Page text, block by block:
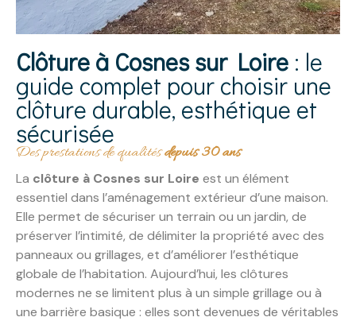
Clôture à Cosnes sur Loire : le
guide complet pour choisir une
clôture durable, esthétique et
sécurisée
Des prestations de qualitésdepuis 30 ans
La clôture à Cosnes sur Loire est un élément
essentiel dans l’aménagement extérieur d’une maison.
Elle permet de sécuriser un terrain ou un jardin, de
préserver l’intimité, de délimiter la propriété avec des
panneaux ou grillages, et d’améliorer l’esthétique
globale de l’habitation. Aujourd’hui, les clôtures
modernes ne se limitent plus à un simple grillage ou à
une barrière basique : elles sont devenues de véritables